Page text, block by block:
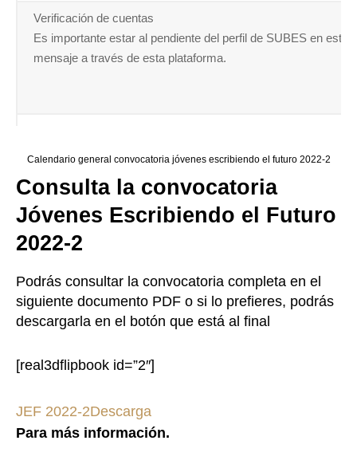
Verificación de cuentas
Es importante estar al pendiente del perfil de SUBES en
mensaje a través de esta plataforma.
Calendario general convocatoria jóvenes escribiendo el futuro 2022-2
Consulta la convocatoria
Jóvenes Escribiendo el Futuro
2022-2
Podrás consultar la convocatoria completa en el
siguiente documento PDF o si lo prefieres, podrás
descargarla en el botón que está al final
[real3dflipbook id=”2″]
JEF 2022-2Descarga
Para más información.